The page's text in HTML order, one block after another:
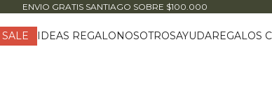
ENVIO GRATIS SANTIAGO SOBRE $100.000
SALE IDEAS REGALONOSOTROSAYUDAREGALOS